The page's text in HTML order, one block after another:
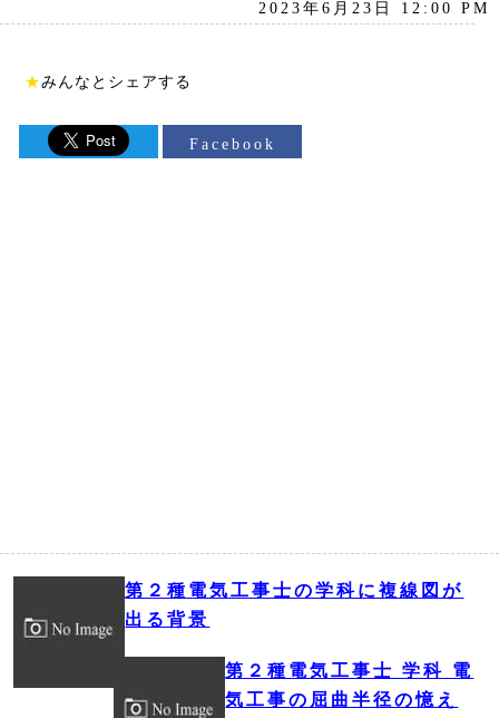
2023年6月23日 12:00 PM
★みんなとシェアする
Facebook
第２種電気工事士の学科に複線図が
出る背景
第２種電気工事士 学科 電
気工事の屈曲半径の憶え